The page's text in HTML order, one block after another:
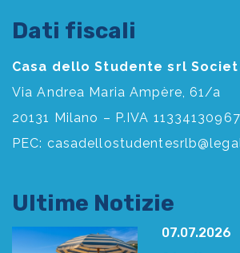
Dati fiscali
Casa dello Studente srl
Via Andrea Maria Ampère, 61/a
20131 Milano – P.IVA 11334130967
PEC:
Ultime Notizie
07.07.2026